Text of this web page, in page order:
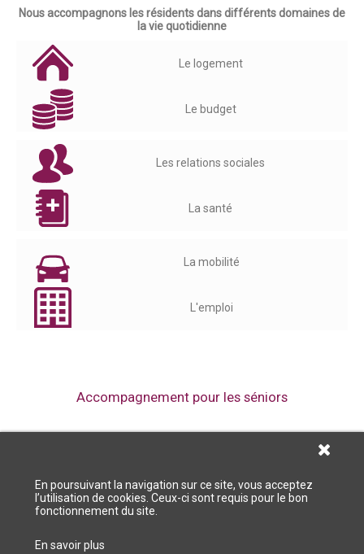
En poursuivant la navigation sur ce site, vous acceptez
l’utilisation de cookies. Ceux-ci sont requis pour le bon
fonctionnement du site.
En savoir plus
Nous accompagnons les résidents dans différents domaines de
la vie quotidienne
Le logement
Le budget
Les relations sociales
La santé
La mobilité
L'emploi
Accompagnement pour les séniors
Mentions légales
67 55 34